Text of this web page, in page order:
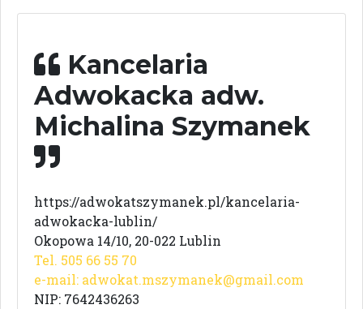
Kancelaria
Adwokacka adw.
Michalina Szymanek
https://adwokatszymanek.pl/kancelaria-
adwokacka-lublin/
Okopowa 14/10, 20-022 Lublin
Tel. 505 66 55 70
e-mail: adwokat.mszymanek@gmail.com
NIP: 7642436263